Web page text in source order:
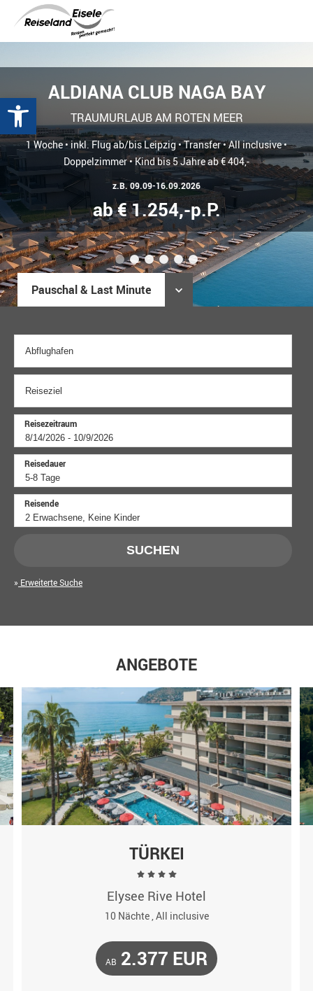
Werkzeugleiste öffnenALDIANA CLUB NAGA BAY
TRAUMURLAUB AM ROTEN MEER
1 Woche • inkl. Flug ab/bis Leipzig • Transfer • All inclusive •
Doppelzimmer • Kind bis 5 Jahre ab € 404,-
z.B. 09.09-16.09.2026
ab € 1.254,-p.P.
1 2 3 4 5 6
Pauschal & Last Minute
Reisezeitraum
Reisedauer
Reisende
SUCHEN
Erweiterte Suche
ANGEBOTE
TÜRKEI
Elysee Rive Hotel
10 Nächte , All inclusive
AB 2.377 EUR